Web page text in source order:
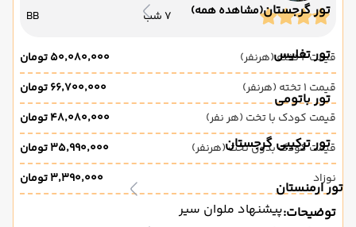
تور گرجستان(مشاهده همه)
تور تفلیس
تور باتومی
تور ترکیبی گرجستان
تور ارمنستان
7 شب BB
قیمت 2 تخته (هرنفر)
۵۰٬۰۸۰٬۰۰۰ تومان
قیمت 1 تخته (هرنفر)
۶۶٬۷۰۰٬۰۰۰ تومان
قیمت کودک با تخت (هر نفر)
۴۸٬۰۸۰٬۰۰۰ تومان
قیمت کودک بدون تخت (هرنفر)
۳۵٬۹۹۰٬۰۰۰ تومان
نوزاد
۳٬۳۹۰٬۰۰۰ تومان
توضیحات:پیشنهاد ملوان سیر